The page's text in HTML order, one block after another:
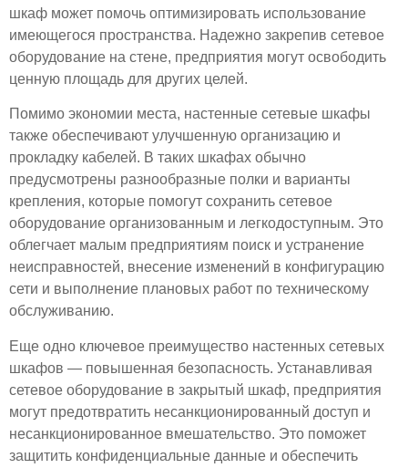
шкаф может помочь оптимизировать использование
имеющегося пространства. Надежно закрепив сетевое
оборудование на стене, предприятия могут освободить
ценную площадь для других целей.
Помимо экономии места, настенные сетевые шкафы
также обеспечивают улучшенную организацию и
прокладку кабелей. В таких шкафах обычно
предусмотрены разнообразные полки и варианты
крепления, которые помогут сохранить сетевое
оборудование организованным и легкодоступным. Это
облегчает малым предприятиям поиск и устранение
неисправностей, внесение изменений в конфигурацию
сети и выполнение плановых работ по техническому
обслуживанию.
Еще одно ключевое преимущество настенных сетевых
шкафов — повышенная безопасность. Устанавливая
сетевое оборудование в закрытый шкаф, предприятия
могут предотвратить несанкционированный доступ и
несанкционированное вмешательство. Это поможет
защитить конфиденциальные данные и обеспечить